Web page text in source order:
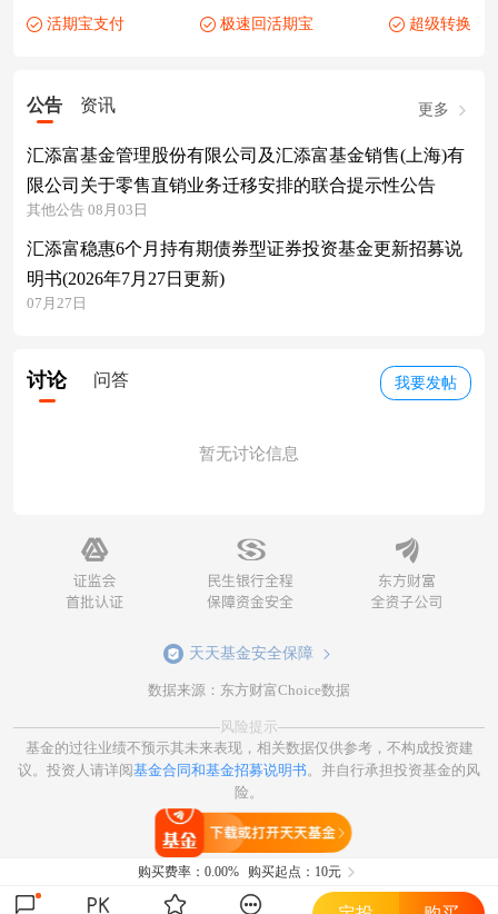
活期宝支付 极速回活期宝 超级转换
公告 资讯 更多
汇添富基金管理股份有限公司及汇添富基金销售(上海)有
限公司关于零售直销业务迁移安排的联合提示性公告
其他公告 08月03日
汇添富稳惠6个月持有期债券型证券投资基金更新招募说
明书(2026年7月27日更新)
07月27日
我要发帖
讨论 问答
暂无讨论信息
天天基金安全保障
数据来源：东方财富Choice数据
风险提示
基金的过往业绩不预示其未来表现，相关数据仅供参考，不构成投资建
议。投资人请详阅基金合同和基金招募说明书。并自行承担投资基金的风
险。
购买费率： 0.00% 购买起点：10元
打开天天基金